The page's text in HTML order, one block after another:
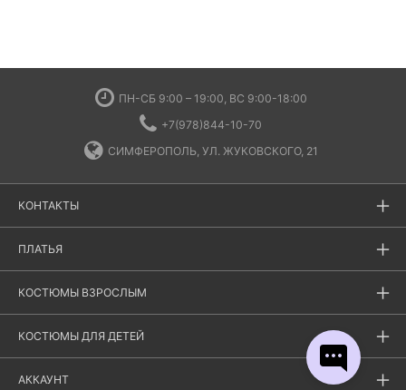
ПН-СБ 9:00 – 19:00, ВС 9:00-18:00
+7(978)844-10-70
СИМФЕРОПОЛЬ, УЛ. ЖУКОВСКОГО, 21
КОНТАКТЫ
ПЛАТЬЯ
КОСТЮМЫ ВЗРОСЛЫМ
КОСТЮМЫ ДЛЯ ДЕТЕЙ
АККАУНТ